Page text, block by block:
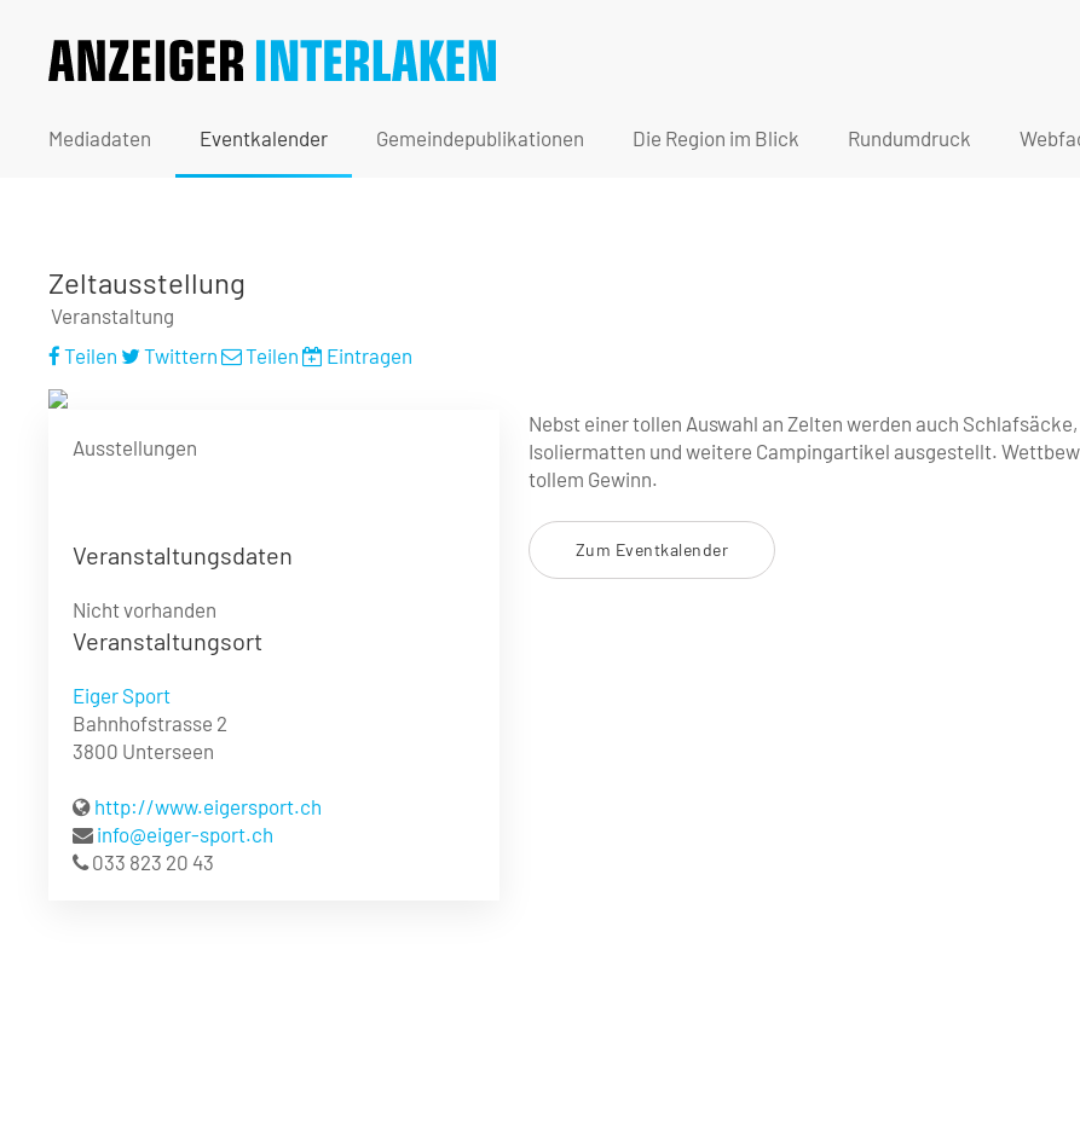
Mediadaten Eventkalender Gemeindepublikationen Die Region im Blick Rundumdruck
Zeltausstellung
Veranstaltung
Teilen
Twittern Teilen Eintragen
Ausstellungen
Veranstaltungsdaten
Nicht vorhanden
Veranstaltungsort
Eiger Sport
Bahnhofstrasse 2
3800 Unterseen
http://www.eigersport.ch
info@eiger-sport.ch
033 823 20 43
Nebst einer tollen Auswahl an Zelten werden auch Schlafsäcke,
Isoliermatten und weitere Campingartikel ausgestellt.
tollem Gewinn.
Zum Eventkalender